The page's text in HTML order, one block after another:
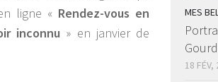
ligne « Rendez-vous en
inconnu » en janvier de
MES
18 FÉV,